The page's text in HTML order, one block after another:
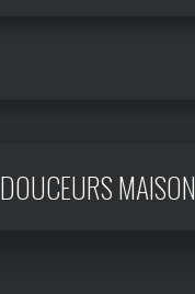
DOUCEURS MAISON